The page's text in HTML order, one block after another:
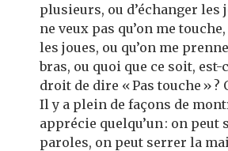
plusieurs, ou d’échanger les
ne veux pas qu’on me
les joues, ou qu’on me
bras, ou quoi que ce soit, est-
droit de dire « Pas touche » ?
Il y a plein de façons de
apprécie quelqu’un : on peut
paroles, on peut serrer la